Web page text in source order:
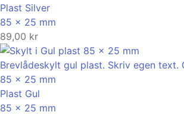
Plast Silver
85 x 25 mm
89,00 kr
Brevlådeskylt gul plast. Skriv egen text.
85 x 25 mm
Plast Gul
85 x 25 mm